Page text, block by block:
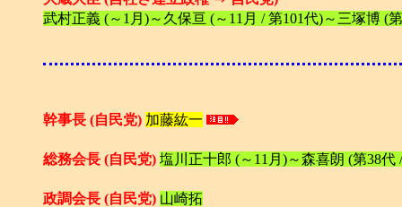
武村正義 (～1月)～久保亘 (～11月 / 第101代)～三塚博 (
幹事長 (自民党) 加藤紘一
総務会長 (自民党) 塩川正十郎 (～11月)～森喜朗 (第38代
政調会長 (自民党) 山崎拓